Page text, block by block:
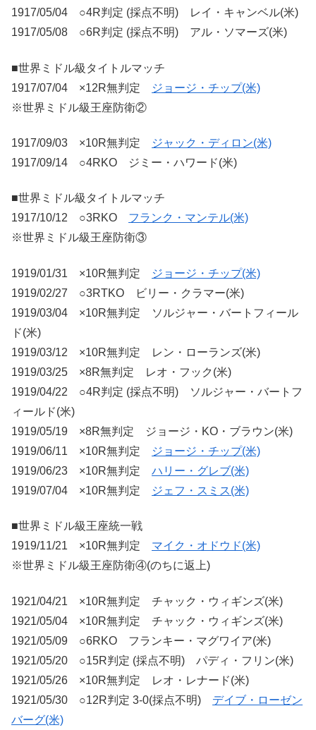
1917/05/04 ○4R判定 (採点不明) レイ・キャンベル(米)
1917/05/08 ○6R判定 (採点不明) アル・ソマーズ(米)
■世界ミドル級タイトルマッチ
1917/07/04 ×12R無判定
ジョージ・チップ(米)
※世界ミドル級王座防衛②
1917/09/03 ×10R無判定
ジャック・ディロン(米)
1917/09/14 ○4RKO ジミー・ハワード(米)
■世界ミドル級タイトルマッチ
1917/10/12 ○3RKO フランク・マンテル(米)
※世界ミドル級王座防衛③
1919/01/31 ×10R無判定
ジョージ・チップ(米)
1919/02/27 ○3RTKO ビリー・クラマー(米)
1919/03/04 ×10R無判定 ソルジャー・バートフィール
ド(米)
1919/03/12 ×10R無判定 レン・ローランズ(米)
1919/03/25 ×8R無判定 レオ・フック(米)
1919/04/22 ○4R判定 (採点不明) ソルジャー・バートフ
ィールド(米)
1919/05/19 ×8R無判定 ジョージ・KO・ブラウン(米)
1919/06/11 ×10R無判定
ジョージ・チップ(米)
1919/06/23 ×10R無判定 ハリー・グレブ(米)
1919/07/04 ×10R無判定
ジェフ・スミス(米)
■世界ミドル級王座統一戦
1919/11/21 ×10R無判定 マイク・オドウド(米)
※世界ミドル級王座防衛④(のちに返上)
1921/04/21 ×10R無判定 チャック・ウィギンズ(米)
1921/05/04 ×10R無判定 チャック・ウィギンズ(米)
1921/05/09 ○6RKO フランキー・マグワイア(米)
1921/05/20 ○15R判定 (採点不明) パディ・フリン(米)
1921/05/26 ×10R無判定 レオ・レナード(米)
1921/05/30 ○12R判定 3-0(採点不明) デイブ・ローゼン
バーグ(米)